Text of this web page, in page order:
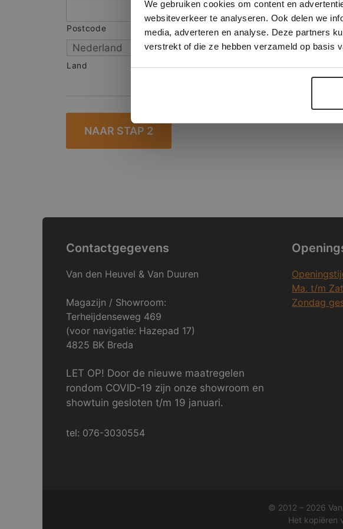
We gebruiken cookies om content en
websiteverkeer te analyseren. Ook delen we
media, adverteren en analyse. Deze partners
verstrekt of die ze hebben verzameld op basis
Postcode Stad
Land
Contactgegevens
Van den Heuvel & Van Duuren
Magazijn / Showroom:
Terheijdenseweg 469
(voor navigatie: Hazepad 17)
4825 BK Breda
LET OP! Door de nieuwe maatregelen
rondom COVID-19 zijn onze showroom en
showtuin gesloten t/m 19 januari.
tel: 076-3030554
Ma. t/m
Zondag
© 2012 – 2026
Het kopiëren
ALLES